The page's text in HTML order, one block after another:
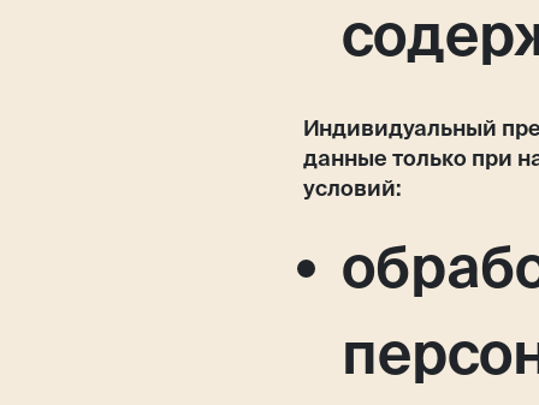
Индивидуальный
данные только при
условий: